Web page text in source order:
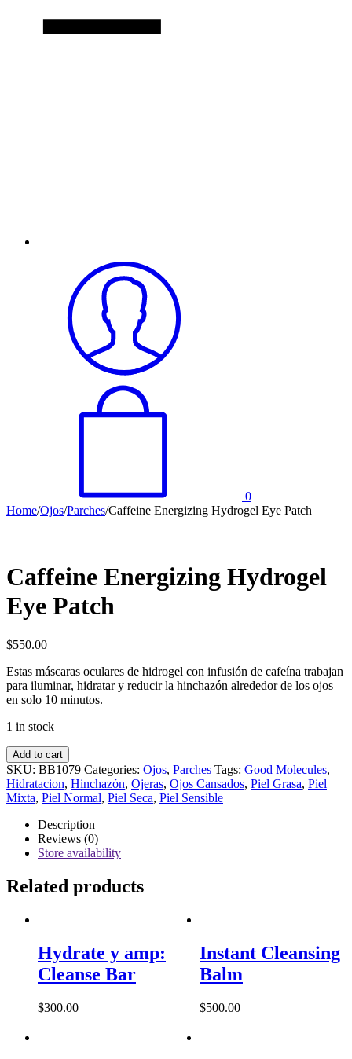
0
Home/Ojos/Parches/Caffeine Energizing Hydrogel Eye Patch
Caffeine Energizing Hydrogel
Eye Patch
$550.00
Estas máscaras oculares de hidrogel con infusión de cafeína trabajan
para iluminar, hidratar y reducir la hinchazón alrededor de los ojos
en solo 10 minutos.
1 in stock
Caffeine
Energizing
Hydrogel
Eye
quantity
Add to cart
SKU: BB1079 Categories: Ojos, Parches Tags: Good Molecules,
Hidratacion, Hinchazón, Ojeras, Ojos Cansados, Piel Grasa, Piel
Mixta, Piel Normal, Piel Seca, Piel Sensible
Description
Reviews (0)
Store availability
Related products
Hydrate y amp:
Cleanse Bar
$300.00
Instant Cleansing
Balm
$500.00